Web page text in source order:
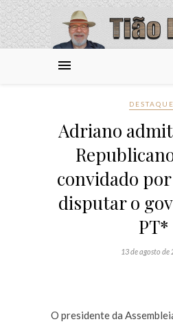
Adriano
convidado
disputar o
PT*
13 de agosto de
O presidente da